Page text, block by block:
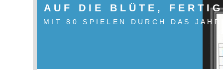
AUF DIE BLÜTE,
MIT 80 SPIELEN DURCH DAS JAHR